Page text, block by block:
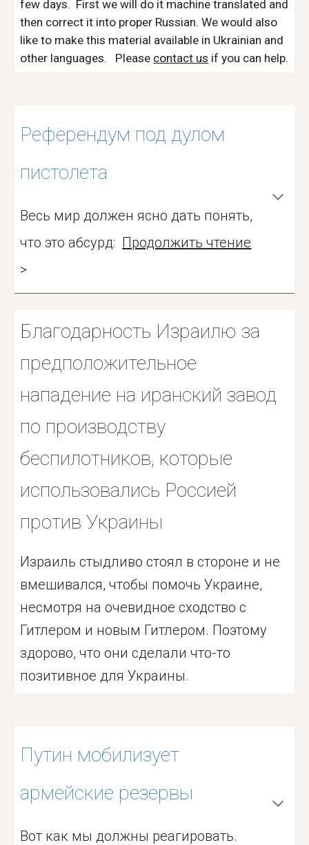
few days. First we will do it machine translated and
then correct it into proper Russian.We would also
like to make this material available in Ukrainian and
other languages. Please contact us if you can help.
Референдум под дулом
пистолета
Весь мир должен ясно дать понять,
что это абсурд: Продолжить чтение
>
Благодарность Израилю за
предположительное
нападение на иранский завод
по производству
беспилотников, которые
использовались Россией
против Украины
Израиль стыдливо стоял в стороне и не
вмешивался, чтобы помочь Украине,
несмотря на очевидное сходство с
Гитлером и новым Гитлером. Поэтому
здорово, что они сделали что-то
позитивное для Украины.
Путин мобилизует
армейские резервы
Вот как мы должны реагировать.